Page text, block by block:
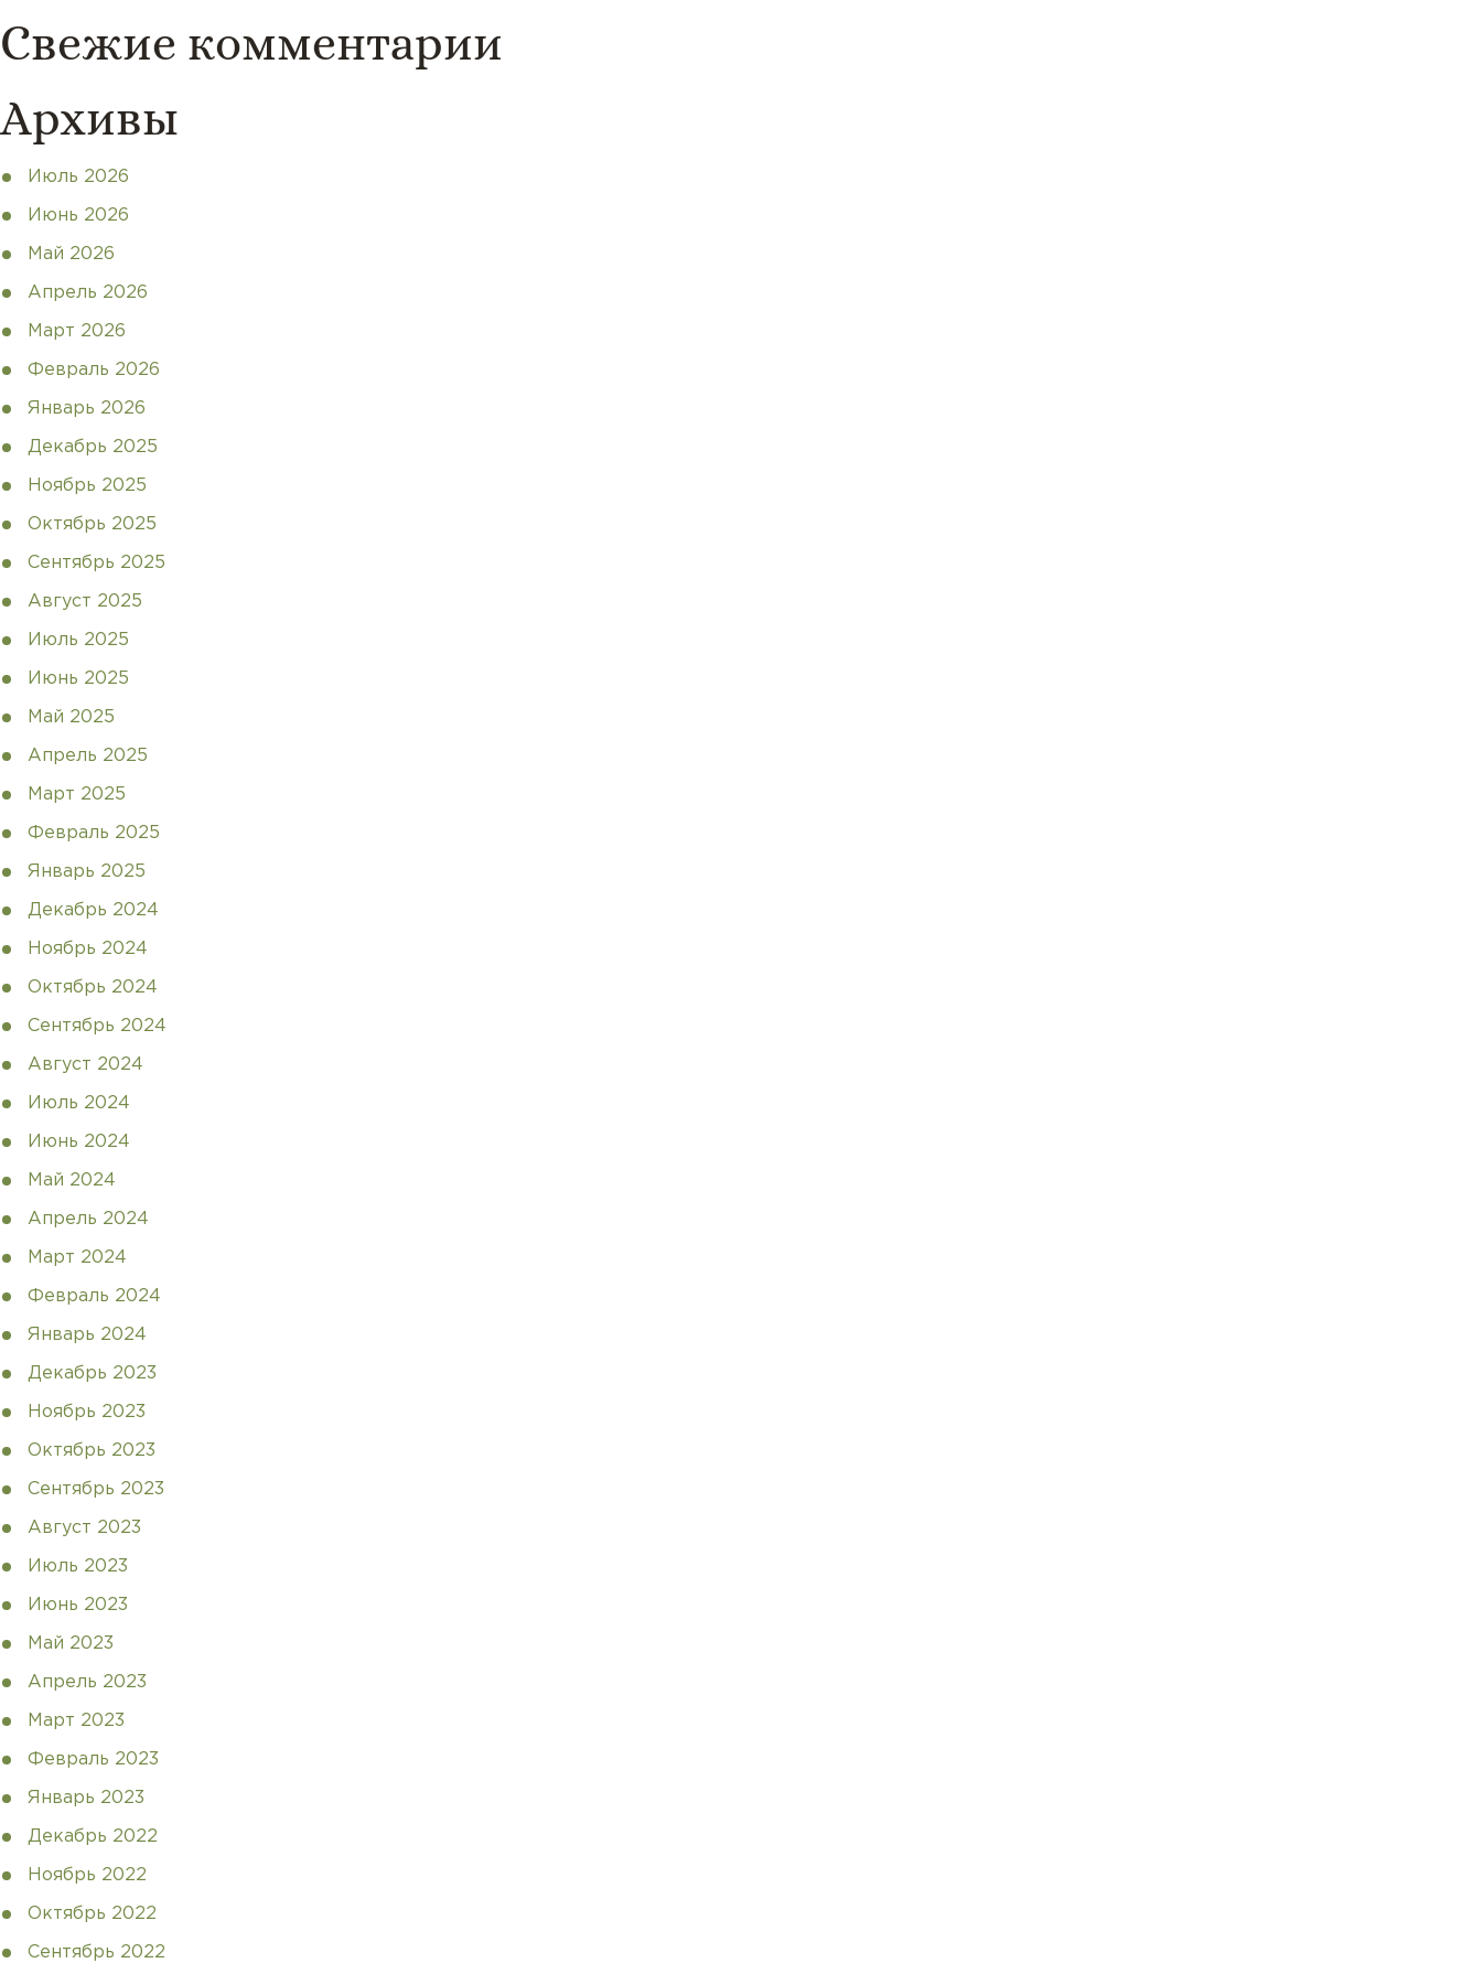
Свежие комментарии
Архивы
Июль 2026
Июнь 2026
Май 2026
Апрель 2026
Март 2026
Февраль 2026
Январь 2026
Декабрь 2025
Ноябрь 2025
Октябрь 2025
Сентябрь 2025
Август 2025
Июль 2025
Июнь 2025
Май 2025
Апрель 2025
Март 2025
Февраль 2025
Январь 2025
Декабрь 2024
Ноябрь 2024
Октябрь 2024
Сентябрь 2024
Август 2024
Июль 2024
Июнь 2024
Май 2024
Апрель 2024
Март 2024
Февраль 2024
Январь 2024
Декабрь 2023
Ноябрь 2023
Октябрь 2023
Сентябрь 2023
Август 2023
Июль 2023
Июнь 2023
Май 2023
Апрель 2023
Март 2023
Февраль 2023
Январь 2023
Декабрь 2022
Ноябрь 2022
Октябрь 2022
Сентябрь 2022